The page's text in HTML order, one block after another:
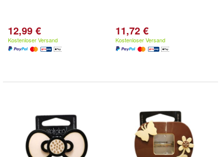
12,99 €
Kostenloser Versand
11,72 €
Kostenloser Versand